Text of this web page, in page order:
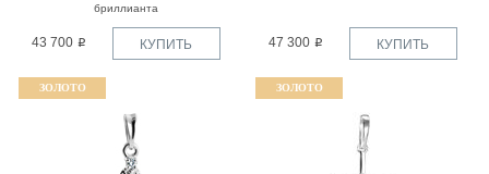
бриллианта
43 700 КУПИТЬ 47 300 КУПИТЬ
ЗОЛОТО ЗОЛОТО